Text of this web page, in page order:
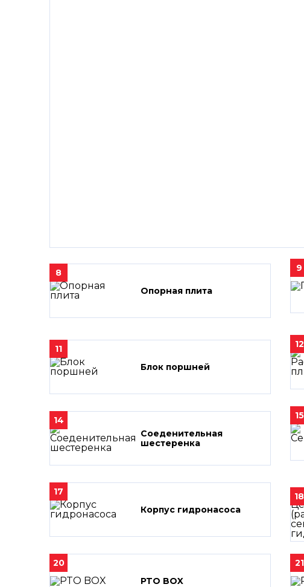
8
Опорная плита
9
11
Блок поршней
12
14
Соеденительная
шестеренка
15
17
Корпус гидронасоса
18
20
PTO BOX
21